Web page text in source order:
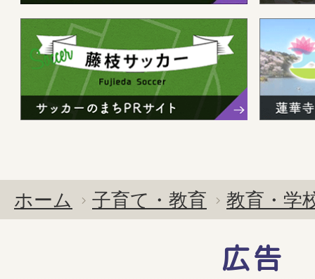
ホーム 子育て・教育 教育・学
広告